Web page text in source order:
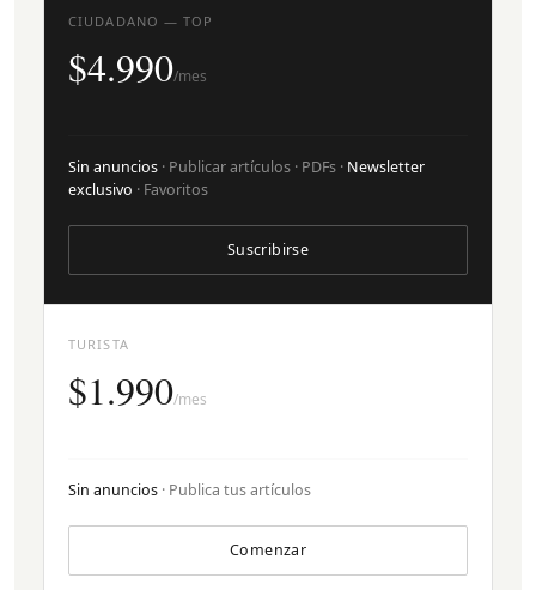
TURISTA
$1.990/mes
Sin anuncios · Publica tus artículos
Comenzar
CIUDADANO — TOP
$4.990/mes
Sin anuncios · Publicar artículos · PDFs · Newsletter
exclusivo · Favoritos
Suscribirse